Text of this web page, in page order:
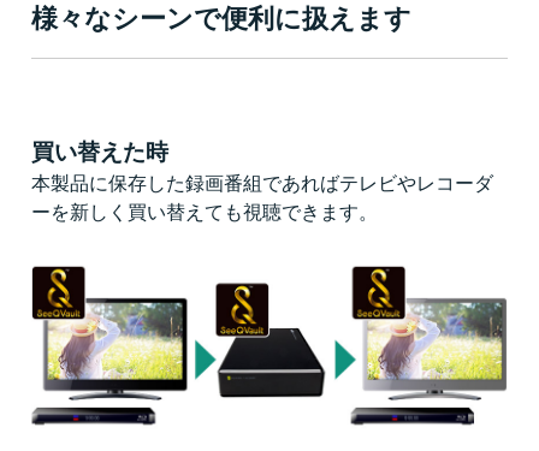
様々なシーンで便利に扱えます
買い替えた時
本製品に保存した録画番組であればテレビやレコーダ
ーを新しく買い替えても視聴できます。